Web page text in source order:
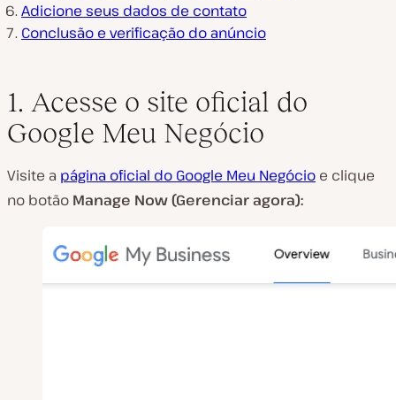
Adicione seus dados de contato
Conclusão e verificação do anúncio
1. Acesse o site oficial do
Google Meu Negócio
Visite a página oficial do Google Meu Negócio e clique
no botão Manage Now (Gerenciar agora):